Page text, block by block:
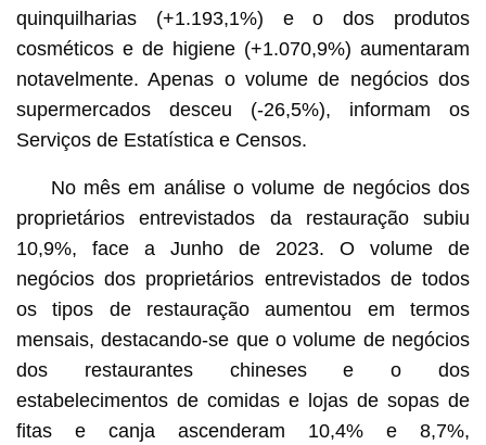
quinquilharias (+1.193,1%) e o dos produtos
cosméticos e de higiene (+1.070,9%) aumentaram
notavelmente. Apenas o volume de negócios dos
supermercados desceu (-26,5%), informam os
Serviços de Estatística e Censos.
No mês em análise o volume de negócios dos
proprietários entrevistados da restauração subiu
10,9%, face a Junho de 2023. O volume de
negócios dos proprietários entrevistados de todos
os tipos de restauração aumentou em termos
mensais, destacando-se que o volume de negócios
dos restaurantes chineses e o dos
estabelecimentos de comidas e lojas de sopas de
fitas e canja ascenderam 10,4% e 8,7%,